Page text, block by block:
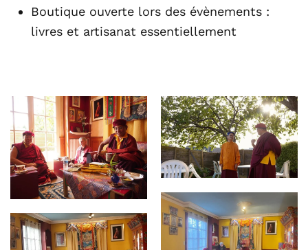
Boutique ouverte lors des évènements :
livres et artisanat essentiellement
AGRANDIR
AGRANDIR
AGRANDIR